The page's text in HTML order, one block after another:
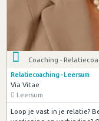
Coaching -
Relatiecoaching - Leersum
Via Vitae
Leersum
Loop je vast in je relatie?